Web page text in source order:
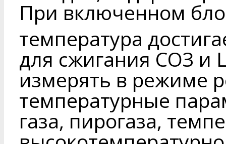
При включенном
температура
для сжигания СОЗ и
измерять в режиме
температурные
газа, пирогаза,